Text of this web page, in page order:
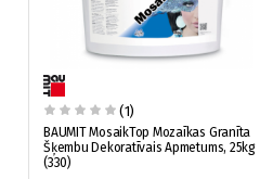
(1)
BAUMIT MosaikTop Mozaīkas Granīta
Šķembu Dekoratīvais Apmetums, 25kg
(330)